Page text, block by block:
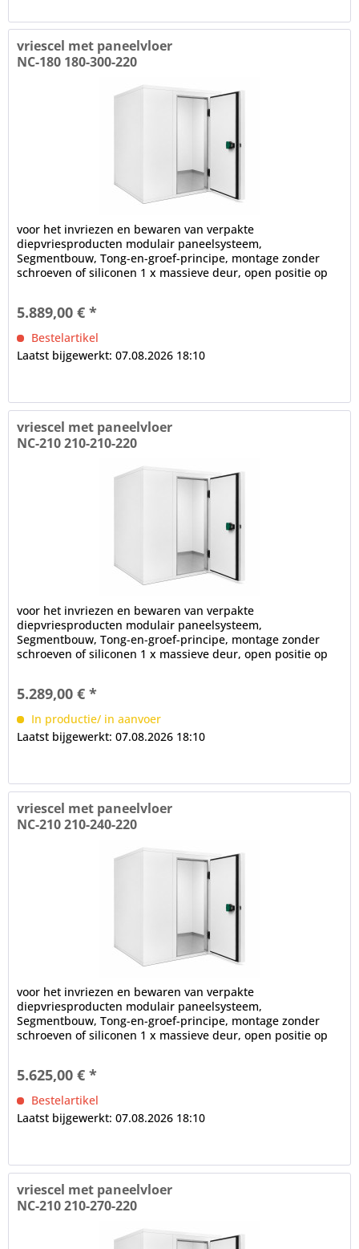
vriescel met paneelvloer
NC-180 180-300-220
voor het invriezen en bewaren van verpakte
diepvriesproducten modulair paneelsysteem,
Segmentbouw, Tong-en-groef-principe, montage zonder
schroeven of siliconen 1 x massieve deur, open positie op
5.889,00 € *
Bestelartikel
Laatst bijgewerkt: 07.08.2026 18:10
vriescel met paneelvloer
NC-210 210-210-220
voor het invriezen en bewaren van verpakte
diepvriesproducten modulair paneelsysteem,
Segmentbouw, Tong-en-groef-principe, montage zonder
schroeven of siliconen 1 x massieve deur, open positie op
5.289,00 € *
In productie/ in aanvoer
Laatst bijgewerkt: 07.08.2026 18:10
vriescel met paneelvloer
NC-210 210-240-220
voor het invriezen en bewaren van verpakte
diepvriesproducten modulair paneelsysteem,
Segmentbouw, Tong-en-groef-principe, montage zonder
schroeven of siliconen 1 x massieve deur, open positie op
5.625,00 € *
Bestelartikel
Laatst bijgewerkt: 07.08.2026 18:10
vriescel met paneelvloer
NC-210 210-270-220